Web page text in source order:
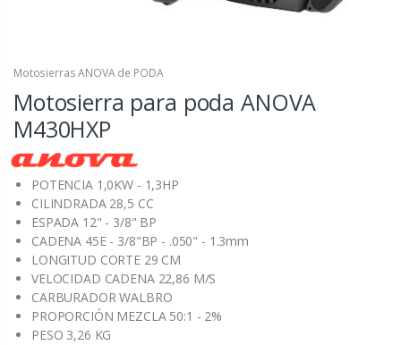
Motosierras ANOVA de PODA
Motosierra para poda ANOVA
M430HXP
POTENCIA 1,0KW - 1,3HP
CILINDRADA 28,5 CC
ESPADA 12" - 3/8" BP
CADENA 45E - 3/8"BP - .050" - 1.3mm
LONGITUD CORTE 29 CM
VELOCIDAD CADENA 22,86 M/S
CARBURADOR WALBRO
PROPORCIÓN MEZCLA 50:1 - 2%
PESO 3,26 KG